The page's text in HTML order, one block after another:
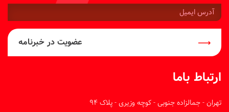
آدرس
ایمیل:
عضویت در خبرنامه
ارتباط باما
تهران - جمالزاده جنوبی - کوچه وزیری - پلاک 94